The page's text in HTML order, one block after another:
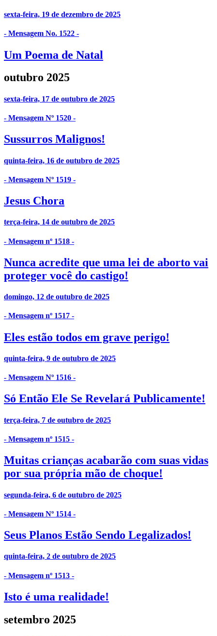
sexta-feira, 19 de dezembro de 2025
- Mensagem No. 1522 -
Um Poema de Natal
outubro 2025
sexta-feira, 17 de outubro de 2025
- Mensagem Nº 1520 -
Sussurros Malignos!
quinta-feira, 16 de outubro de 2025
- Mensagem Nº 1519 -
Jesus Chora
terça-feira, 14 de outubro de 2025
- Mensagem nº 1518 -
Nunca acredite que uma lei de aborto vai
proteger você do castigo!
domingo, 12 de outubro de 2025
- Mensagem nº 1517 -
Eles estão todos em grave perigo!
quinta-feira, 9 de outubro de 2025
- Mensagem Nº 1516 -
Só Então Ele Se Revelará Publicamente!
terça-feira, 7 de outubro de 2025
- Mensagem nº 1515 -
Muitas crianças acabarão com suas vidas
por sua própria mão de choque!
segunda-feira, 6 de outubro de 2025
- Mensagem Nº 1514 -
Seus Planos Estão Sendo Legalizados!
quinta-feira, 2 de outubro de 2025
- Mensagem nº 1513 -
Isto é uma realidade!
setembro 2025